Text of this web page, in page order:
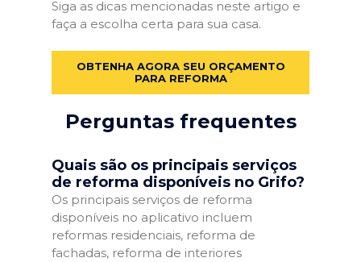
Siga as dicas mencionadas neste artigo e
faça a escolha certa para sua casa.
OBTENHA AGORA SEU ORÇAMENTO
PARA REFORMA
Perguntas frequentes
Quais são os principais serviços
de reforma disponíveis no Grifo?
Os principais serviços de reforma
disponíveis no aplicativo incluem
reformas residenciais, reforma de
fachadas, reforma de interiores